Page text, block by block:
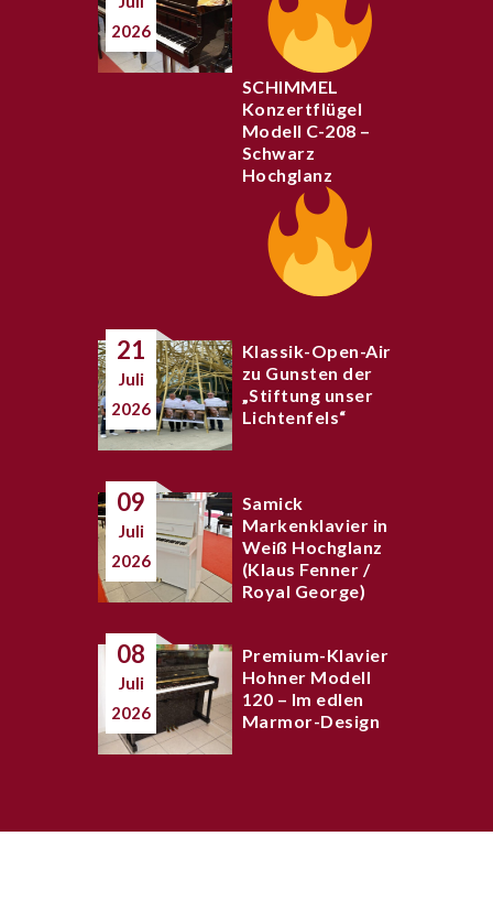
2026
SCHIMMEL
Konzertflügel
Modell C-208 –
Schwarz
Hochglanz
21
Juli
2026
Klassik-Open-Air
zu Gunsten der
„Stiftung unser
Lichtenfels“
09
Juli
2026
Samick
Markenklavier in
Weiß Hochglanz
(Klaus Fenner /
Royal George)
08
Juli
2026
Premium-Klavier
Hohner Modell
120 – Im edlen
Marmor-Design